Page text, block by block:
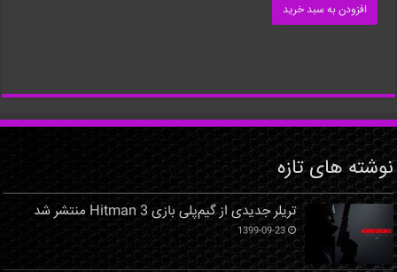
افزودن به سبد خرید
نوشته های تازه
تریلر جدیدی از گیم‌پلی بازی Hitman 3 منتشر شد
1399-09-23